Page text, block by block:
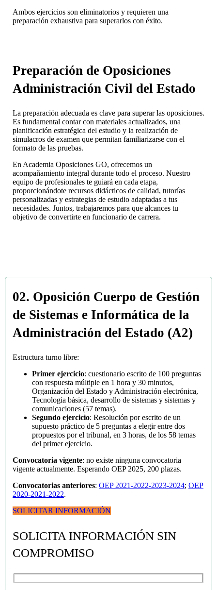
Ambos ejercicios son eliminatorios y requieren una
preparación exhaustiva para superarlos con éxito.
Preparación de Oposiciones
Administración Civil del Estado
La preparación adecuada es clave para superar las oposiciones.
Es fundamental contar con materiales actualizados, una
planificación estratégica del estudio y la realización de
simulacros de examen que permitan familiarizarse con el
formato de las pruebas.
En Academia Oposiciones GO, ofrecemos un
acompañamiento integral durante todo el proceso. Nuestro
equipo de profesionales te guiará en cada etapa,
proporcionándote recursos didácticos de calidad, tutorías
personalizadas y estrategias de estudio adaptadas a tus
necesidades. Juntos, trabajaremos para que alcances tu
objetivo de convertirte en funcionario de carrera.
02. Oposición Cuerpo de Gestión
de Sistemas e Informática de la
Administración del Estado (A2)
Estructura turno libre:
Primer ejercicio: cuestionario escrito de 100 preguntas
con respuesta múltiple en 1 hora y 30 minutos,
Organización del Estado y Administración electrónica,
Tecnología básica, desarrollo de sistemas y sistemas y
comunicaciones (57 temas).
Segundo ejercicio: Resolución por escrito de un
supuesto práctico de 5 preguntas a elegir entre dos
propuestos por el tribunal, en 3 horas, de los 58 temas
del primer ejercicio.
Convocatoria vigente: no existe ninguna convocatoria
vigente actualmente. Esperando OEP 2025, 200 plazas.
Convocatorias anteriores: OEP 2021-2022-2023-2024; OEP
2020-2021-2022.
SOLICITAR INFORMACIÓN
SOLICITA INFORMACIÓN SIN
COMPROMISO